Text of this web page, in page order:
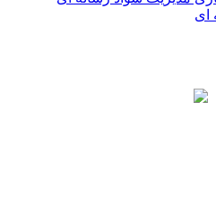
ای